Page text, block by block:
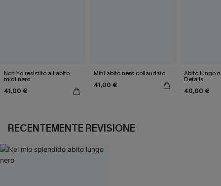
Non ho resistito all'abito
midi nero
41,00 €
Mini abito nero collaudato
41,00 €
Abito lungo
Details
40,00 €
RECENTEMENTE REVISIONE